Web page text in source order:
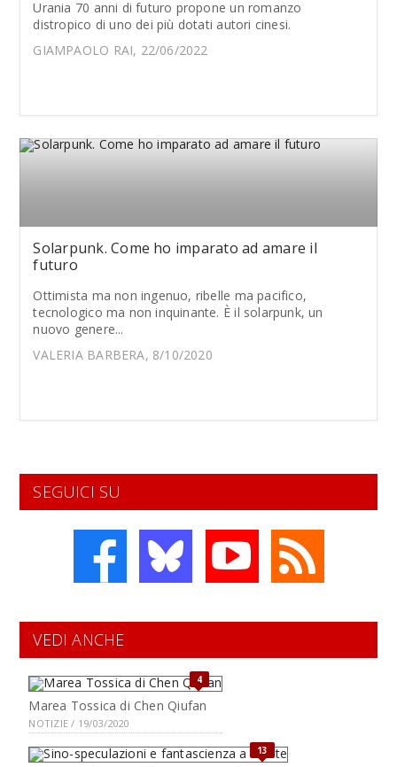
Urania 70 anni di futuro propone un romanzo
distropico di uno dei più dotati autori cinesi.
GIAMPAOLO RAI, 22/06/2022
Solarpunk. Come ho imparato ad amare il
futuro
Ottimista ma non ingenuo, ribelle ma pacifico,
tecnologico ma non inquinante. È il solarpunk, un
nuovo genere...
VALERIA BARBERA, 8/10/2020
SEGUICI SU
VEDI ANCHE
4
Marea Tossica di Chen Qiufan
NOTIZIE / 19/03/2020
13